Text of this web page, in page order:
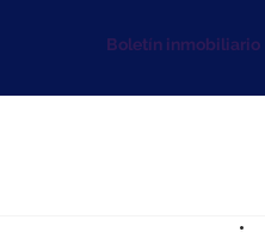
Boletín inmobiliario